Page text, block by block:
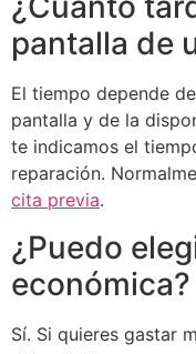
pantalla de
El tiempo depende
pantalla y de la
te indicamos el
reparación.
cita previa.
¿Puedo
económica?
Sí. Si quieres gastar